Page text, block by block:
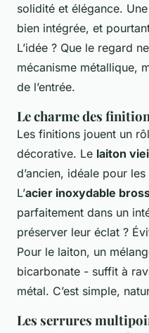
solidité et élégance.
bien intégrée, et
L’idée ? Que le regard
mécanisme métallique,
de l’entrée.
Le charme des
Les finitions jouent un
décorative. Le laiton
d’ancien, idéale pour
L’acier inoxydable
parfaitement dans un
préserver leur éclat ?
Pour le laiton, un
bicarbonate - suffit à
métal. C’est simple,
Les serrures